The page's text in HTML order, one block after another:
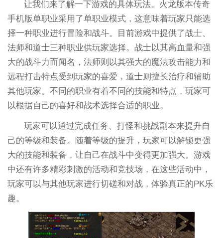
让我们来了解一下游戏的具体玩法。火龙版本传奇
手机版单职业采用了单职业模式，这意味着玩家只能选
择一种职业进行冒险和战斗。目前游戏中提供了战士、
法师和道士三种职业供玩家选择。战士以其高血量和强
大的战斗力而闻名，法师则以其强大的魔法攻击能力和
远程打击特点受到玩家的喜爱，道士则擅长治疗和辅助
其他玩家。不同的职业有着不同的技能和特点，玩家可
以根据自己的喜好和战术选择合适的职业。
玩家可以通过完成任务、打怪和挑战副本来提升自
己的等级和装备。随着等级的提升，玩家可以解锁更强
大的技能和装备，让自己在战斗中变得更加强大。游戏
中还有许多精彩刺激的活动和竞技场，在这些活动中，
玩家可以与其他玩家进行切磋和对战，体验真正的PK乐
趣。